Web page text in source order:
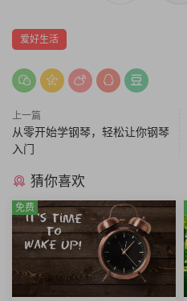
爱好生活
上一篇
从零开始学钢琴，轻松让你钢琴
入门
猜你喜欢
免费